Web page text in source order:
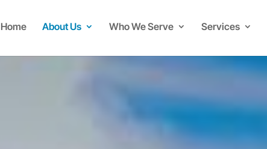
Home About Us Who We Serve Services